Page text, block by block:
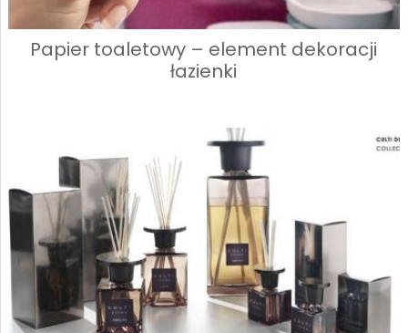
Papier toaletowy – element dekoracji
łazienki